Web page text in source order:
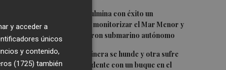
UPCT Makers culmina con éxito un
catamarán para monitorizar el Mar Menor y
ya prepara un dron submarino autónomo
5Una batea clochinera se hunde y otra sufre
daños en un incidente con un buque en el
y acceder a
únicos
y contenido,
(1725) también